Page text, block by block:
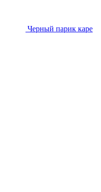
Черный парик каре